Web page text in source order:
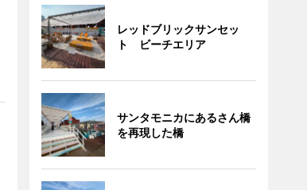
レッドブリックサンセッ
ト ビーチエリア
サンタモニカにあるさん橋
を再現した橋